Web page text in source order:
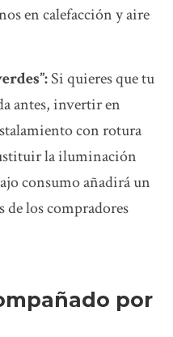
en calefacción y aire
Si quieres que tu
antes, invertir en
con rotura
la iluminación
consumo añadirá un
de los compradores
por